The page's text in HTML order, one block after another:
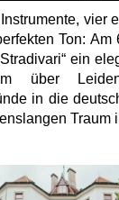
vier
Ton: Am
ein
über
in die
Traum